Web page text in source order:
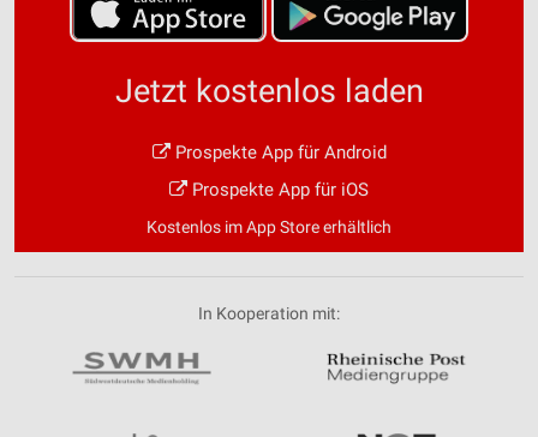
Jetzt kostenlos laden
Prospekte App für Android
Prospekte App für iOS
Kostenlos im App Store erhältlich
In Kooperation mit: